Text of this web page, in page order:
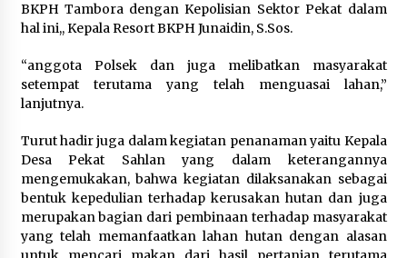
BKPH Tambora dengan Kepolisian Sektor Pekat dalam
hal ini,, Kepala Resort BKPH Junaidin, S.Sos.
“anggota Polsek dan juga melibatkan masyarakat
setempat terutama yang telah menguasai lahan,”
lanjutnya.
Turut hadir juga dalam kegiatan penanaman yaitu Kepala
Desa Pekat Sahlan yang dalam keterangannya
mengemukakan, bahwa kegiatan dilaksanakan sebagai
bentuk kepedulian terhadap kerusakan hutan dan juga
merupakan bagian dari pembinaan terhadap masyarakat
yang telah memanfaatkan lahan hutan dengan alasan